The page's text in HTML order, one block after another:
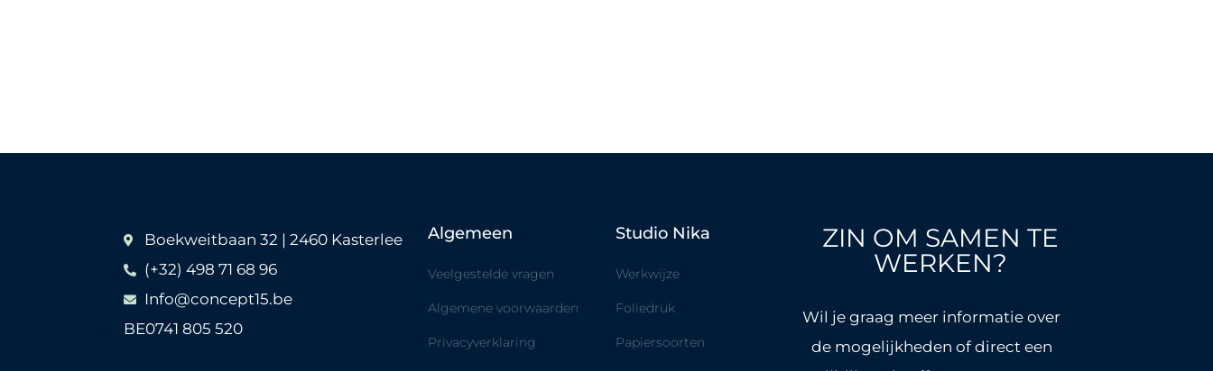
Boekweitbaan 32 | 2460 Kasterlee
(+32) 498 71 68 96
Info@concept15.be
BE0741 805 520
Algemeen
Veelgestelde vragen
Algemene voorwaarden
Privacyverklaring
Studio Nika
Werkwijze
Foliedruk
Papiersoorten
ZIN OM SAMEN TE
WERKEN?
Wil je graag meer informatie over
de mogelijkheden of direct een